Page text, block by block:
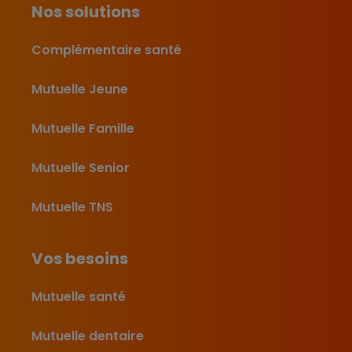
Nos solutions
Complémentaire santé
Mutuelle Jeune
Mutuelle Famille
Mutuelle Senior
Mutuelle TNS
Vos besoins
Mutuelle santé
Mutuelle dentaire